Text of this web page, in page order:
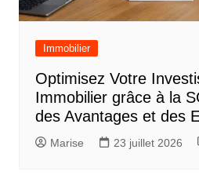
Immobilier
Optimisez Votre
Immobilier grâce à la
des Avantages et des
Marise 23 juillet 2026